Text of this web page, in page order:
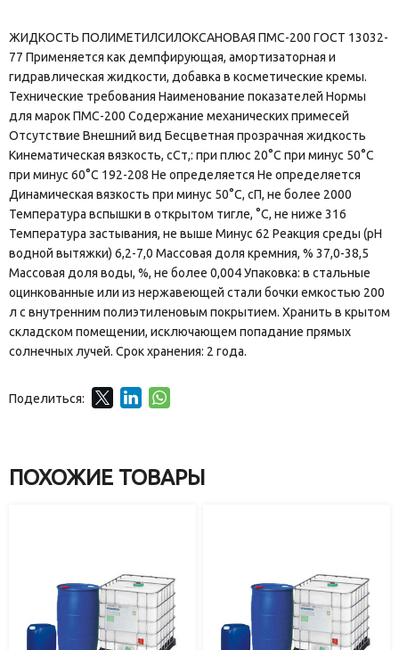
ЖИДКОСТЬ ПОЛИМЕТИЛСИЛОКСАНОВАЯ ПМС-200 ГОСТ 13032-
77 Применяется как демпфирующая, амортизаторная и
гидравлическая жидкости, добавка в косметические кремы.
Технические требования Наименование показателей Нормы
для марок ПМС-200 Содержание механических примесей
Отсутствие Внешний вид Бесцветная прозрачная жидкость
Кинематическая вязкость, сСт,: при плюс 20°С при минус 50°С
при минус 60°С 192-208 Не определяется Не определяется
Динамическая вязкость при минус 50°С, сП, не более 2000
Температура вспышки в открытом тигле, °С, не ни­же 316
Температура застывания, не выше Минус 62 Реакция среды (рН
водной вытяжки) 6,2-7,0 Массовая доля кремния, % 37,0-38,5
Массовая доля воды, %, не более 0,004 Упаковка: в стальные
оцинкованные или из нержавеющей стали бочки емкостью 200
л с внутренним полиэтиленовым покрытием. Хранить в крытом
складском помещении, исключающем попадание прямых
солнечных лучей. Срок хранения: 2 года.
Поделиться:
ПОХОЖИЕ ТОВАРЫ